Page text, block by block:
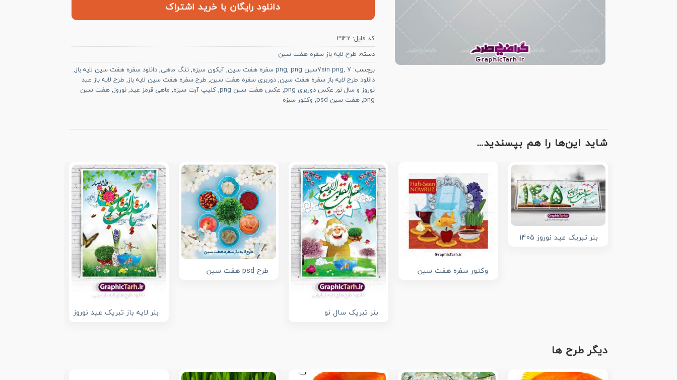
دانلود رایگان با خرید اشتراک
کد فایل: 2942
دسته: طرح لایه باز سفره هفت سین
برچسب:
7sin png, 7سین png , png سفره هفت سین ,آیکون سبزه,تنگ ماهی,دانلود سفره هفت سین لایه باز,
دانلود طرح لایه باز سفره هفت سین,دوربری سفره هفت سین, طرح سفره هفت سین لایه باز, طرح لایه باز عید
نوروز و سال نو, عکس دوربری png , عکس هفت سین png ,کلیپ آرت سبزه, ماهی قرمز عید,نوروز,هفت سین
png
,هفت سین psd , وکتور سبزه
شاید این‌ها را هم بپسندید…
بنر تبریک عید نوروز 1405
وکتور سفره هفت سین
بنر تبریک سال نو
طرح psd هفت سین
بنر لایه باز تبریک عید نوروز
دیگر طرح ها